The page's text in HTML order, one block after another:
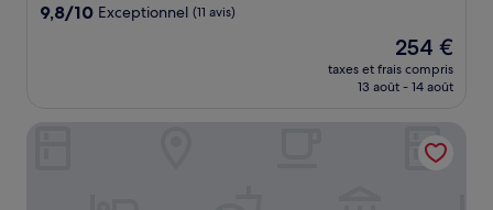
9.8
9,8/10 Exceptionnel (11 avis)
Le
nouveau
prix
de
254 €
254 €
taxes et frais compris
13 août - 14 août